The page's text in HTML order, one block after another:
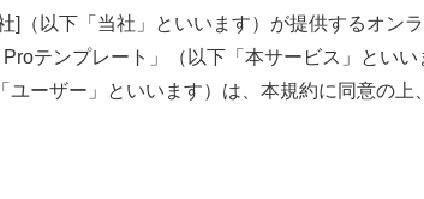
]（以下「当社」といいます）が提供するオン
テンプレート」（以下「本サービス」とい
ーザー」といいます）は、本規約に同意の上